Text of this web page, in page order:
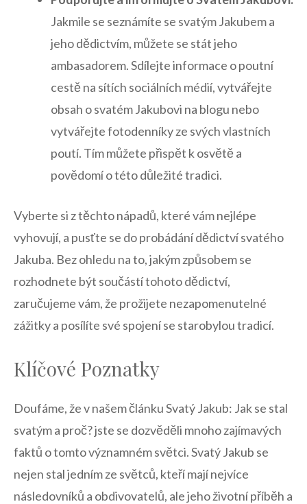
Jakmile se seznámíte se svatým Jakubem a
jeho dědictvím, ⁢můžete se ​stát jeho
ambasadorem. Sdílejte informace ‌o poutní
cestě na sítích sociálních médií, vytvářejte ​
obsah o svatém Jakubovi na blogu ⁣nebo
vytvářejte ‍fotodenníky ‌ze svých vlastních
poutí. Tím můžete přispět k osvětě a
povědomí o této⁤ důležité ⁣tradici.
Vyberte si z ⁢těchto nápadů,​ které vám ‌nejlépe
vyhovují, a pusťte se do probádání dědictví svatého
Jakuba. Bez ohledu⁤ na to, jakým způsobem se
rozhodnete být součástí tohoto dědictví,
⁤zaručujeme vám,⁢ že prožijete⁤ nezapomenutelné
zážitky a posílíte své spojení se starobylou tradicí.
Klíčové Poznatky
Doufáme, že v našem ⁢článku Svatý Jakub: Jak se⁢ stal
svatým a proč? ‌jste se dozvěděli mnoho zajímavých
faktů o tomto významném světci. Svatý Jakub se
nejen stal jedním ⁤ze světců, kteří mají nejvíce
⁢následovníků a obdivovatelů, ale jeho životní příběh a